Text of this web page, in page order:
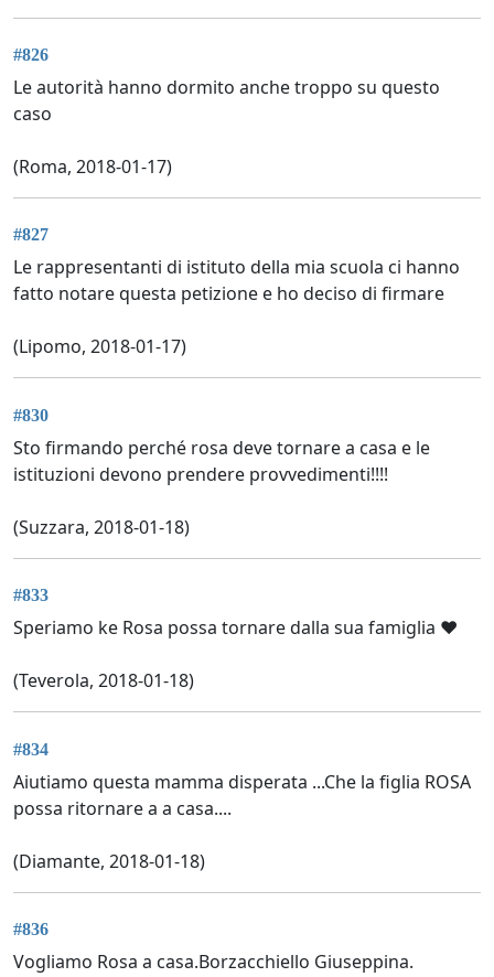
#826
Le autorità hanno dormito anche troppo su questo
caso
(Roma, 2018-01-17)
#827
Le rappresentanti di istituto della mia scuola ci hanno
fatto notare questa petizione e ho deciso di firmare
(Lipomo, 2018-01-17)
#830
Sto firmando perché rosa deve tornare a casa e le
istituzioni devono prendere provvedimenti!!!!
(Suzzara, 2018-01-18)
#833
Speriamo ke Rosa possa tornare dalla sua famiglia ❤️
(Teverola, 2018-01-18)
#834
Aiutiamo questa mamma disperata ...Che la figlia ROSA
possa ritornare a a casa....
(Diamante, 2018-01-18)
#836
Vogliamo Rosa a casa.Borzacchiello Giuseppina.